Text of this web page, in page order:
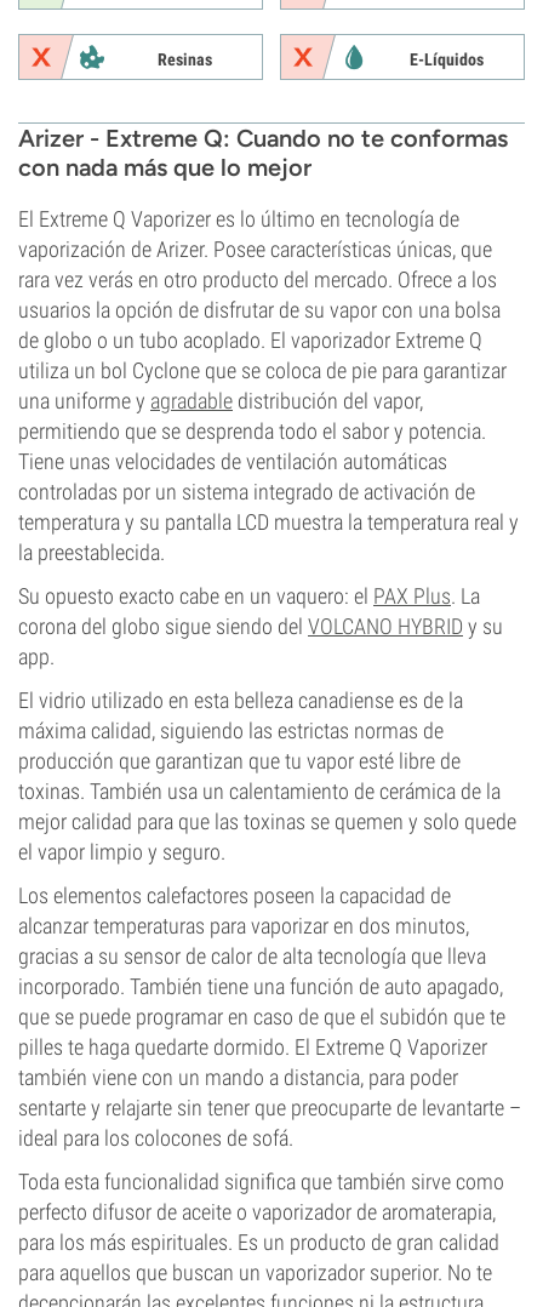
Resinas E-Líquidos
Arizer - Extreme Q: Cuando no te conformas
con nada más que lo mejor
El Extreme Q Vaporizer es lo último en tecnología de
vaporización de Arizer. Posee características únicas, que
rara vez verás en otro producto del mercado. Ofrece a los
usuarios la opción de disfrutar de su vapor con una bolsa
de globo o un tubo acoplado. El vaporizador Extreme Q
utiliza un bol Cyclone que se coloca de pie para garantizar
una uniforme y agradable distribución del vapor,
permitiendo que se desprenda todo el sabor y potencia.
Tiene unas velocidades de ventilación automáticas
controladas por un sistema integrado de activación de
temperatura y su pantalla LCD muestra la temperatura real y
la preestablecida.
Su opuesto exacto cabe en un vaquero: el PAX Plus. La
corona del globo sigue siendo del VOLCANO HYBRID y su
app.
El vidrio utilizado en esta belleza canadiense es de la
máxima calidad, siguiendo las estrictas normas de
producción que garantizan que tu vapor esté libre de
toxinas. También usa un calentamiento de cerámica de la
mejor calidad para que las toxinas se quemen y solo quede
el vapor limpio y seguro.
Los elementos calefactores poseen la capacidad de
alcanzar temperaturas para vaporizar en dos minutos,
gracias a su sensor de calor de alta tecnología que lleva
incorporado. También tiene una función de auto apagado,
que se puede programar en caso de que el subidón que te
pilles te haga quedarte dormido. El Extreme Q Vaporizer
también viene con un mando a distancia, para poder
sentarte y relajarte sin tener que preocuparte de levantarte –
ideal para los colocones de sofá.
Toda esta funcionalidad significa que también sirve como
perfecto difusor de aceite o vaporizador de aromaterapia,
para los más espirituales. Es un producto de gran calidad
para aquellos que buscan un vaporizador superior. No te